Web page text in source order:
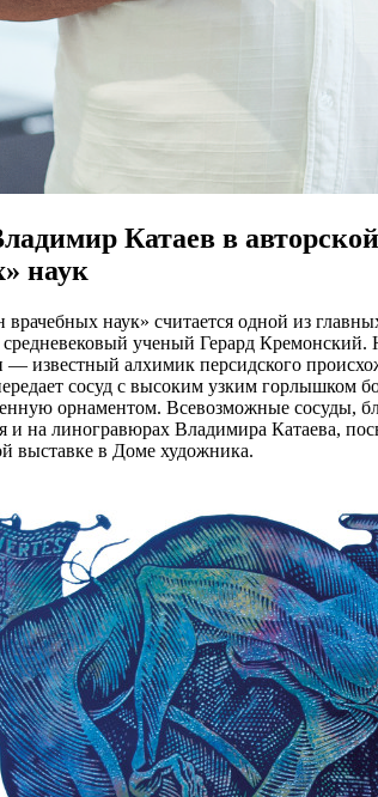
Катаев в
наук
врачебных наук» считается одной из
ученый Герард
— известный алхимик персидского
сосуд с высоким узким горлышком
орнаментом. Всевозможные сосуды,
и на линогравюрах Владимира Катаева,
выставке в Доме художника.